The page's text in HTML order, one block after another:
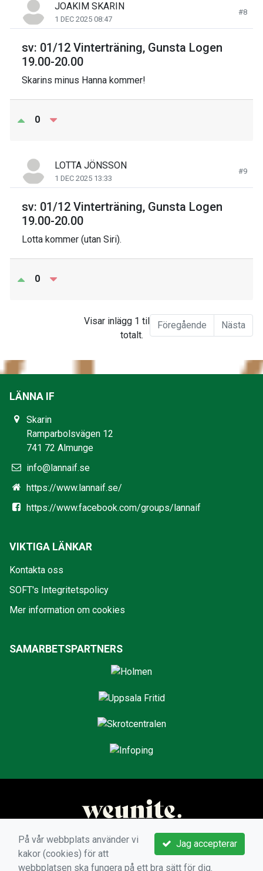
JOAKIM SKARIN
1 DEC 2025 08:47
#8
sv: 01/12 Vinterträning, Gunsta Logen
19.00-20.00
Skarins minus Hanna kommer!
0
LOTTA JÖNSSON
1 DEC 2025 13:33
#9
sv: 01/12 Vinterträning, Gunsta Logen
19.00-20.00
Lotta kommer (utan Siri).
0
Visar inlägg 1 till 9 av 9
totalt.
Föregående Nästa
LÄNNA IF
Skarin
Ramparbolsvägen 12
741 72 Almunge
info@lannaif.se
https://www.lannaif.se/
https://www.facebook.com/groups/lannaif
VIKTIGA LÄNKAR
Kontakta oss
SOFT's Integritetspolicy
Mer information om cookies
SAMARBETSPARTNERS
Jag accepterar
På vår webbplats använder vi
kakor (cookies) för att
webbplatsen ska fungera på ett bra sätt för dig.